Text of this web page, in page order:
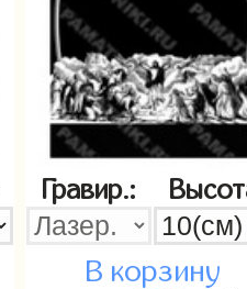
Гравир.:
В корзину